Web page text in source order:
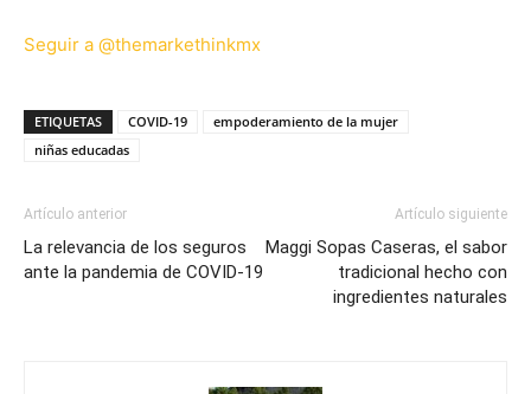
Seguir a @themarkethinkmx
ETIQUETAS COVID-19
empoderamiento de la mujer
niñas educadas
Artículo anterior
La relevancia de los seguros
ante la pandemia de COVID-19
Artículo siguiente
Maggi Sopas Caseras, el sabor
tradicional hecho con
ingredientes naturales